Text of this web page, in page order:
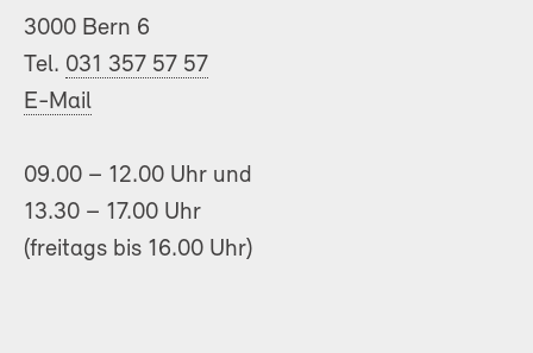
3000 Bern 6
Tel. 031 357 57 57
E-Mail
09.00 – 12.00 Uhr und
13.30 – 17.00 Uhr
(freitags bis 16.00 Uhr)